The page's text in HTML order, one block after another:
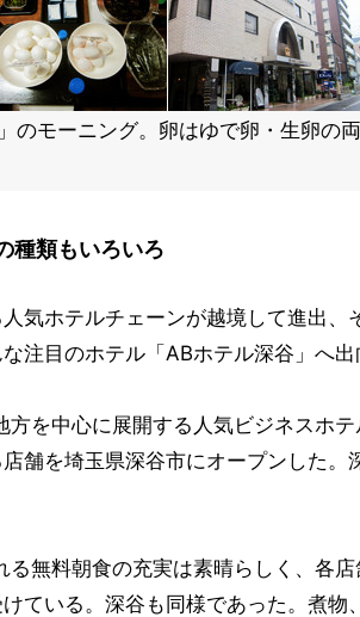
のモーニング。卵はゆで卵・生卵の両
種類もいろいろ
気ホテルチェーンが越境して進出、
注目のホテル「ABホテル深谷」へ出
方を中心に展開する人気ビジネスホ
舗を埼玉県深谷市にオープンした。
無料朝食の充実は素晴らしく、各
ている。深谷も同様であった。煮物